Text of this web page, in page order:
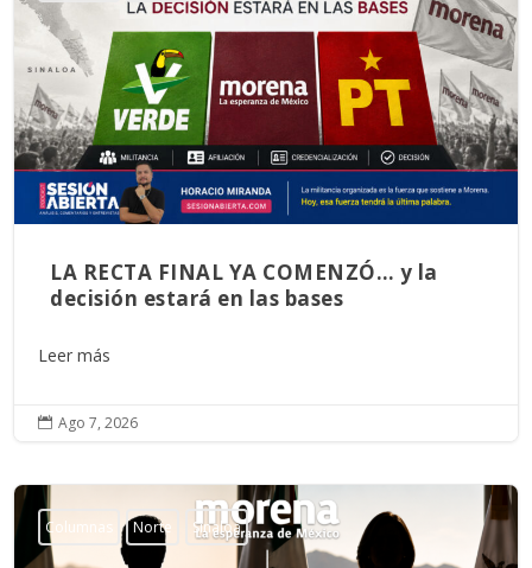
LA RECTA FINAL YA COMENZÓ… y la
decisión estará en las bases
Leer más
 Ago 7, 2026
Columnas Norte Sinaloa